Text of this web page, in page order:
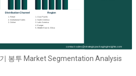
봉투 Market Segmentation Analysis